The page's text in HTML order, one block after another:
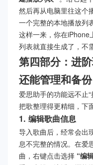
然后再从电脑里往这个
一个完整的本地播放列
这样一来，你在iPhone
列表就直接生成了，不
第四部分：进
还能管理和备份
爱思助手的功能远不止
把歌整理得更精细，下
1. 编辑歌曲信息
导入歌曲后，经常会出
息不完整的情况。在爱
曲，右键点击选择 “编